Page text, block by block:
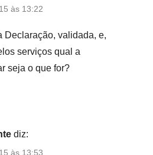
às 13:22
Declaração, validada, e,
serviços qual a
seja o que for?
diz:
às 13:53